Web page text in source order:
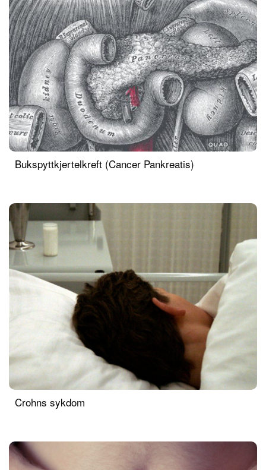
Bukspyttkjertelkreft (Cancer Pankreatis)
Crohns sykdom